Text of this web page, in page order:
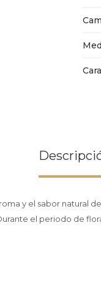
y el sabor natural
el periodo de